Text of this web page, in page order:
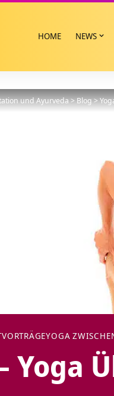
HOME NEWS
und Ayurveda>Blog>
VORTRÄGEYOGA
Yoga